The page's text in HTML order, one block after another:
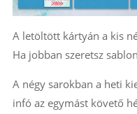
A letöltött kártyán a kis
Ha jobban szeretsz
A négy sarokban a heti
infó az egymást követő